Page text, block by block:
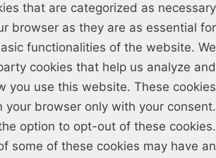
that are categorized as necessary
browser as they are as essential for
functionalities of the website. We
cookies that help us analyze and
you use this website. These cookies
your browser only with your consent.
option to opt-out of these cookies.
some of these cookies may have an